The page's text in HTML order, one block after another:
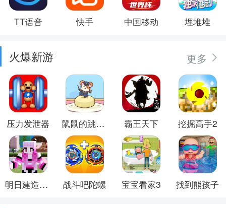
TT语音 快手 中国移动 埋堆堆
火爆新游 更多
压力发泄器 鼠鼠的跳跃冒险 霸王天下 挖掘高手2
明日建造大师 战斗吧陀螺 宝宝看家3 找到熊孩子